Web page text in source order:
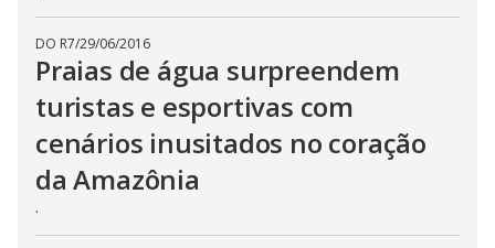
DO R7/29/06/2016
Praias de água surpreendem
turistas e esportivas com
cenários inusitados no coração
da Amazônia
.